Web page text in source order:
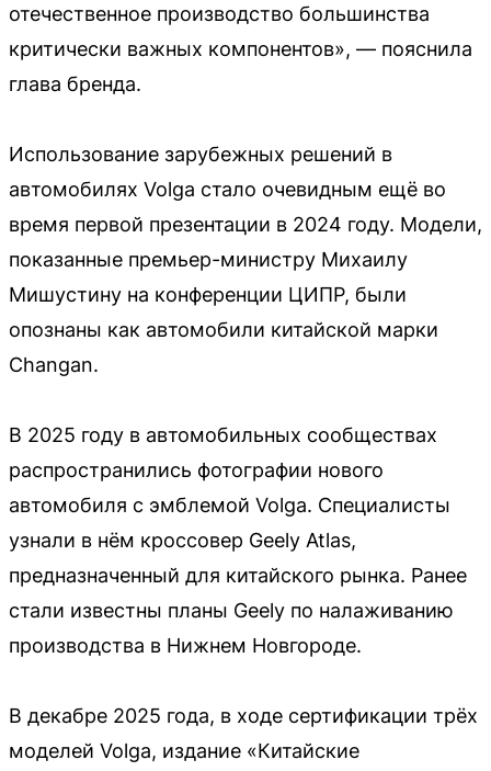
отечественное производство большинства
критически важных компонентов», — пояснила
глава бренда.
Использование зарубежных решений в
автомобилях Volga стало очевидным ещё во
время первой презентации в 2024 году. Модели,
показанные премьер-министру Михаилу
Мишустину на конференции ЦИПР, были
опознаны как автомобили китайской марки
Changan.
В 2025 году в автомобильных сообществах
распространились фотографии нового
автомобиля с эмблемой Volga. Специалисты
узнали в нём кроссовер Geely Atlas,
предназначенный для китайского рынка. Ранее
стали известны планы Geely по налаживанию
производства в Нижнем Новгороде.
В декабре 2025 года, в ходе сертификации трёх
моделей Volga, издание «Китайские